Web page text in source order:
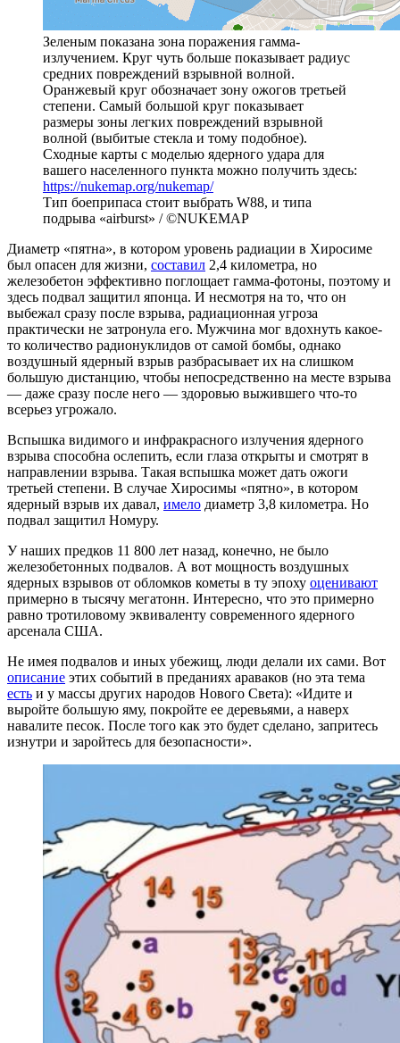
Зеленым показана зона поражения гамма-
излучением. Круг чуть больше показывает радиус
средних повреждений взрывной волной.
Оранжевый круг обозначает зону ожогов третьей
степени. Самый большой круг показывает
размеры зоны легких повреждений взрывной
волной (выбитые стекла и тому подобное).
Сходные карты с моделью ядерного удара для
вашего населенного пункта можно получить здесь:
https://nukemap.org/nukemap/
Тип боеприпаса стоит выбрать W88, и типа
подрыва «airburst» / ©NUKEMAP
Диаметр «пятна», в котором уровень радиации в Хиросиме
был опасен для жизни, составил 2,4 километра, но
железобетон эффективно поглощает гамма-фотоны, поэтому и
здесь подвал защитил японца. И несмотря на то, что он
выбежал сразу после взрыва, радиационная угроза
практически не затронула его. Мужчина мог вдохнуть какое-
то количество радионуклидов от самой бомбы, однако
воздушный ядерный взрыв разбрасывает их на слишком
большую дистанцию, чтобы непосредственно на месте взрыва
— даже сразу после него — здоровью выжившего что-то
всерьез угрожало.
Вспышка видимого и инфракрасного излучения ядерного
взрыва способна ослепить, если глаза открыты и смотрят в
направлении взрыва. Такая вспышка может дать ожоги
третьей степени. В случае Хиросимы «пятно», в котором
ядерный взрыв их давал, имело диаметр 3,8 километра. Но
подвал защитил Номуру.
У наших предков 11 800 лет назад, конечно, не было
железобетонных подвалов. А вот мощность воздушных
ядерных взрывов от обломков кометы в ту эпоху оценивают
примерно в тысячу мегатонн. Интересно, что это примерно
равно тротиловому эквиваленту современного ядерного
арсенала США.
Не имея подвалов и иных убежищ, люди делали их сами. Вот
описание этих событий в преданиях араваков (но эта тема
есть и у массы других народов Нового Света): «Идите и
выройте большую яму, покройте ее деревьями, а наверх
навалите песок. После того как это будет сделано, запритесь
изнутри и заройтесь для безопасности».